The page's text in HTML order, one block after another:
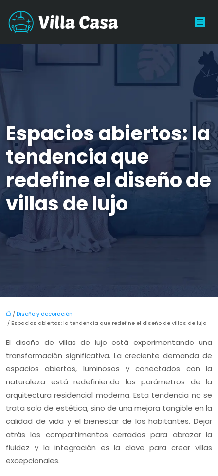
Espacios abiertos: la
tendencia que
redefine el diseño de
villas de lujo
/Diseño y decoración
/ Espacios abiertos: la tendencia que redefine el diseño de villas de lujo
El diseño de villas de lujo está experimentando una
transformación significativa. La creciente demanda de
espacios abiertos, luminosos y conectados con la
naturaleza está redefiniendo los parámetros de la
arquitectura residencial moderna. Esta tendencia no se
trata solo de estética, sino de una mejora tangible en la
calidad de vida y el bienestar de los habitantes. Dejar
atrás los compartimentos cerrados para abrazar la
fluidez y la integración es la clave para crear villas
excepcionales.